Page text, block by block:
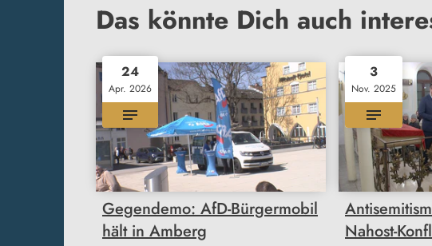
Das könnte Dich auch
24
Apr. 2026
Gegendemo: AfD-Bürgermobil
hält in Amberg
3
Nov. 2025
Nahost-